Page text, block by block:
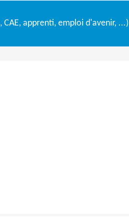
apprenti, emploi d'avenir, ...)